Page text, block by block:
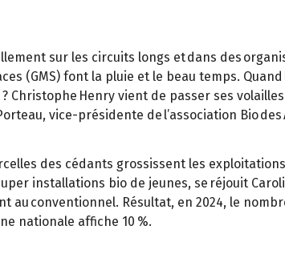
sur les circuits longs et dans des
(GMS) font la pluie et le beau temps. Quand
Henry vient de passer ses
vice-présidente de l’association Bio
des cédants grossissent les exploitations
installations bio de jeunes, se réjouit
conventionnel. Résultat, en 2024, le
nationale affiche 10 %.